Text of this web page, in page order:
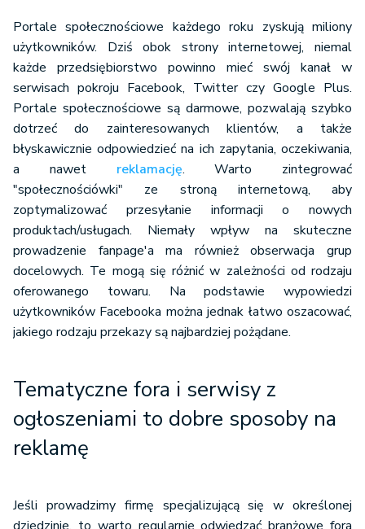
Portale społecznościowe każdego roku zyskują miliony
użytkowników. Dziś obok strony internetowej, niemal
każde przedsiębiorstwo powinno mieć swój kanał w
serwisach pokroju Facebook, Twitter czy Google Plus.
Portale społecznościowe są darmowe, pozwalają szybko
dotrzeć do zainteresowanych klientów, a także
błyskawicznie odpowiedzieć na ich zapytania, oczekiwania,
a nawet reklamację. Warto zintegrować
"społecznościówki" ze stroną internetową, aby
zoptymalizować przesyłanie informacji o nowych
produktach/usługach. Niemały wpływ na skuteczne
prowadzenie fanpage'a ma również obserwacja grup
docelowych. Te mogą się różnić w zależności od rodzaju
oferowanego towaru. Na podstawie wypowiedzi
użytkowników Facebooka można jednak łatwo oszacować,
jakiego rodzaju przekazy są najbardziej pożądane.
Tematyczne fora i serwisy z
ogłoszeniami to dobre sposoby na
reklamę
Jeśli prowadzimy firmę specjalizującą się w określonej